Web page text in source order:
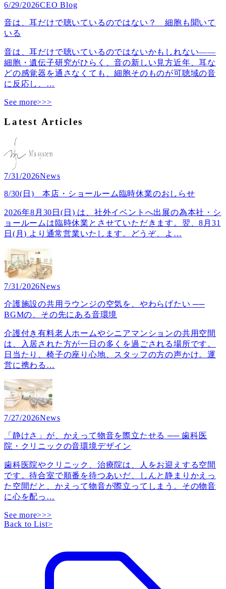
6/29/2026CEO Blog
音は、耳だけで聴いているのではない？ 細胞も聞いて
いる
音は、耳だけで聴いているのではないかもしれない――
細胞・遺伝子研究がひらく、音の新しい見方近年、耳な
どの感覚器を通さなくても、細胞そのものが可聴域の音
に反応し、 …
See more>>>
Latest Articles
7/31/2026News
8/30(日) 本店・ショールーム臨時休業のおしらせ
2026年8月30日(日) は、社外イベントへ出展の為本社・シ
ョールームは臨時休業とさせていただきます。翌、8月31
日(月) より通常営業いたします。どうぞ、よ …
7/31/2026News
介護施設の共用ラウンジの空気を、やわらげたい ──
BGMの、その先にある音環境
介護付き有料老人ホームやシニアマンションの共用空間
は、入居された方が一日の多くを過ごされる場所です。
日当たり、椅子の座り心地、スタッフの方の声かけ。運
営に携わる …
7/27/2026News
「静けさ」が、かえって物音を際立たせる ── 歯科医
院・クリニックの音環境デザイン
歯科医院やクリニック、治療院は、人をお迎えする空間
です。待合室で順番を待つあいだ、しんと静まりかえっ
た空間だと、かえって物音が際立ってしまう。その物音
に心を配っ …
See more>>>
Back to List>